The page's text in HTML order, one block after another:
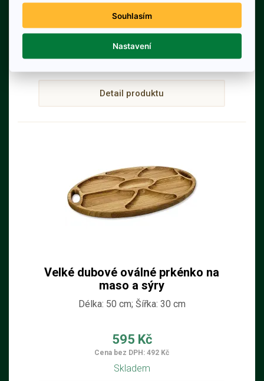
Stylové dřevěné krmítko pro ptáky z
masivního opalovaného dřeva délka 34 cm;
šířka 28 cm; výška 26 cm
380 Kč
Cena bez DPH: 314 Kč
Detail produktu
Velké dubové oválné prkénko na
maso a sýry
Délka: 50 cm; Šířka: 30 cm
595 Kč
Cena bez DPH: 492 Kč
Skladem
Souhlasím
Nastavení